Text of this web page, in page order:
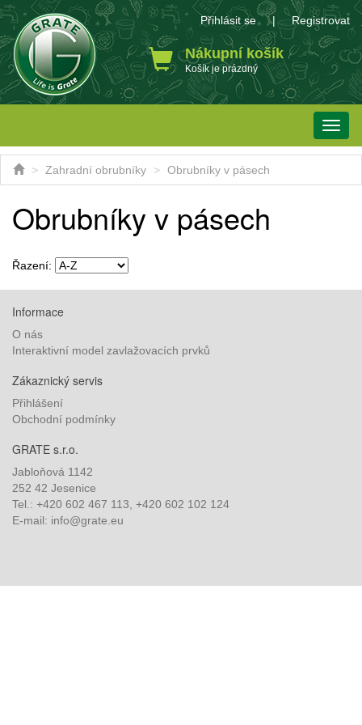
Přihlásit se | Registrovat
Nákupní košík
Košík je prázdný
Toggle
Zahradní obrubníky Obrubníky v pásech
Obrubníky v pásech
Řazení:
Informace
O nás
Interaktivní model zavlažovacích prvků
Zákaznický servis
Přihlášení
Obchodní podmínky
GRATE s.r.o.
Jabloňová 1142
252 42 Jesenice
Tel.: +420 602 467 113, +420 602 102 124
E-mail: info@grate.eu